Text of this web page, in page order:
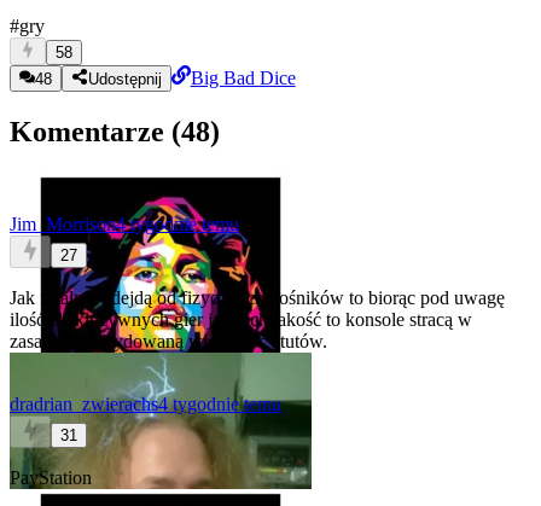
#gry
58
48
Udostępnij Big Bad Dice
Komentarze (48)
Jim_Morrison4 tygodnie temu
27
Jak finalnie odejdą od fizycznych nośników to biorąc pod uwagę
ilość ekskluzywnych gier jak i ich jakość to konsole stracą w
zasadzie zdecydowaną większość atutów.
dradrian_zwierachs4 tygodnie temu
31
PayStation